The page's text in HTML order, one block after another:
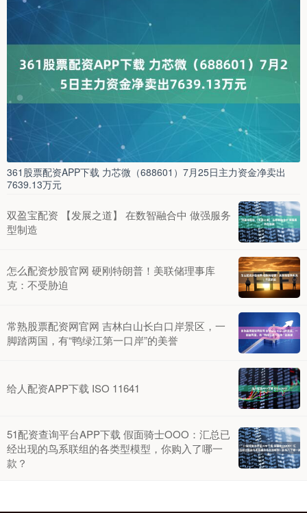
361股票配资APP下载 力芯微（688601）7月25日主力资金净卖出
7639.13万元
双盈宝配资 【发展之道】 在数智融合中 做强服务
型制造
怎么配资炒股官网 硬刚特朗普！美联储理事库
克：不受胁迫
常熟股票配资网官网 吉林白山长白口岸景区，一
脚踏两国，有“鸭绿江第一口岸”的美誉
给人配资APP下载 ISO 11641
51配资查询平台APP下载 假面骑士OOO：汇总已
经出现的鸟系联组的各类型模型，你购入了哪一
款？